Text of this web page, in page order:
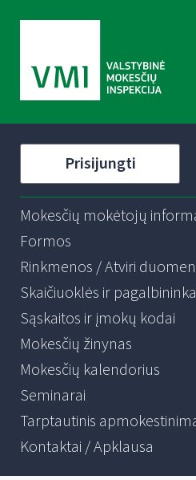
Prisijungti
Mokesčių mokėtojų
Formos
Rinkmenos / Atviri
Skaičiuoklės ir
Sąskaitos ir įmokų kodai
Mokesčių žinynas
Mokesčių kalendorius
Seminarai
Tarptautinis
Kontaktai / Apklausa